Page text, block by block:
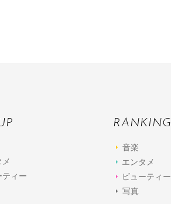
ティー
RANKING
音楽
エンタメ
ビューティー
写真